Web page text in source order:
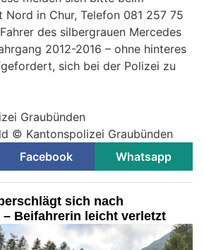
Nord in Chur, Telefon 081 257 75
des silbergrauen Mercedes
2012-2016 – ohne hinteres
sich bei der Polizei zu
Graubünden
© Kantonspolizei Graubünden
Facebook Whatsapp
sich nach
Beifahrerin leicht verletzt